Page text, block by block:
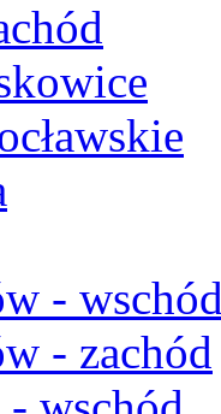
-
- zachód